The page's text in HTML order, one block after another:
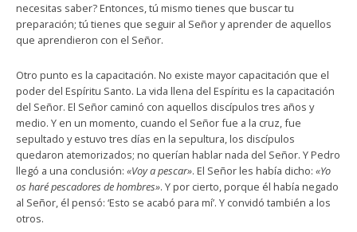
necesitas saber? Entonces, tú mismo tienes que buscar tu
preparación; tú tienes que seguir al Señor y aprender de aquellos
que aprendieron con el Señor.
Otro punto es la capacitación. No existe mayor capacitación que el
poder del Espíritu Santo. La vida llena del Espíritu es la capacitación
del Señor. El Señor caminó con aquellos discípulos tres años y
medio. Y en un momento, cuando el Señor fue a la cruz, fue
sepultado y estuvo tres días en la sepultura, los discípulos
quedaron atemorizados; no querían hablar nada del Señor. Y Pedro
llegó a una conclusión: «Voy a pescar». El Señor les había dicho: «Yo
os haré pescadores de hombres». Y por cierto, porque él había negado
al Señor, él pensó: ‘Esto se acabó para mí’. Y convidó también a los
otros.